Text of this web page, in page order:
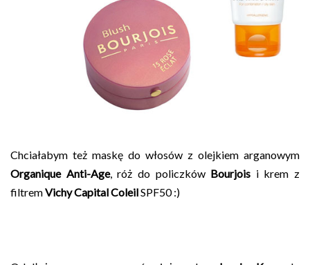
Chciałabym też maskę do włosów z olejkiem arganowym
Organique Anti-Age, róż do policzków Bourjois i krem z
filtremVichy Capital ColeilSPF50 :)